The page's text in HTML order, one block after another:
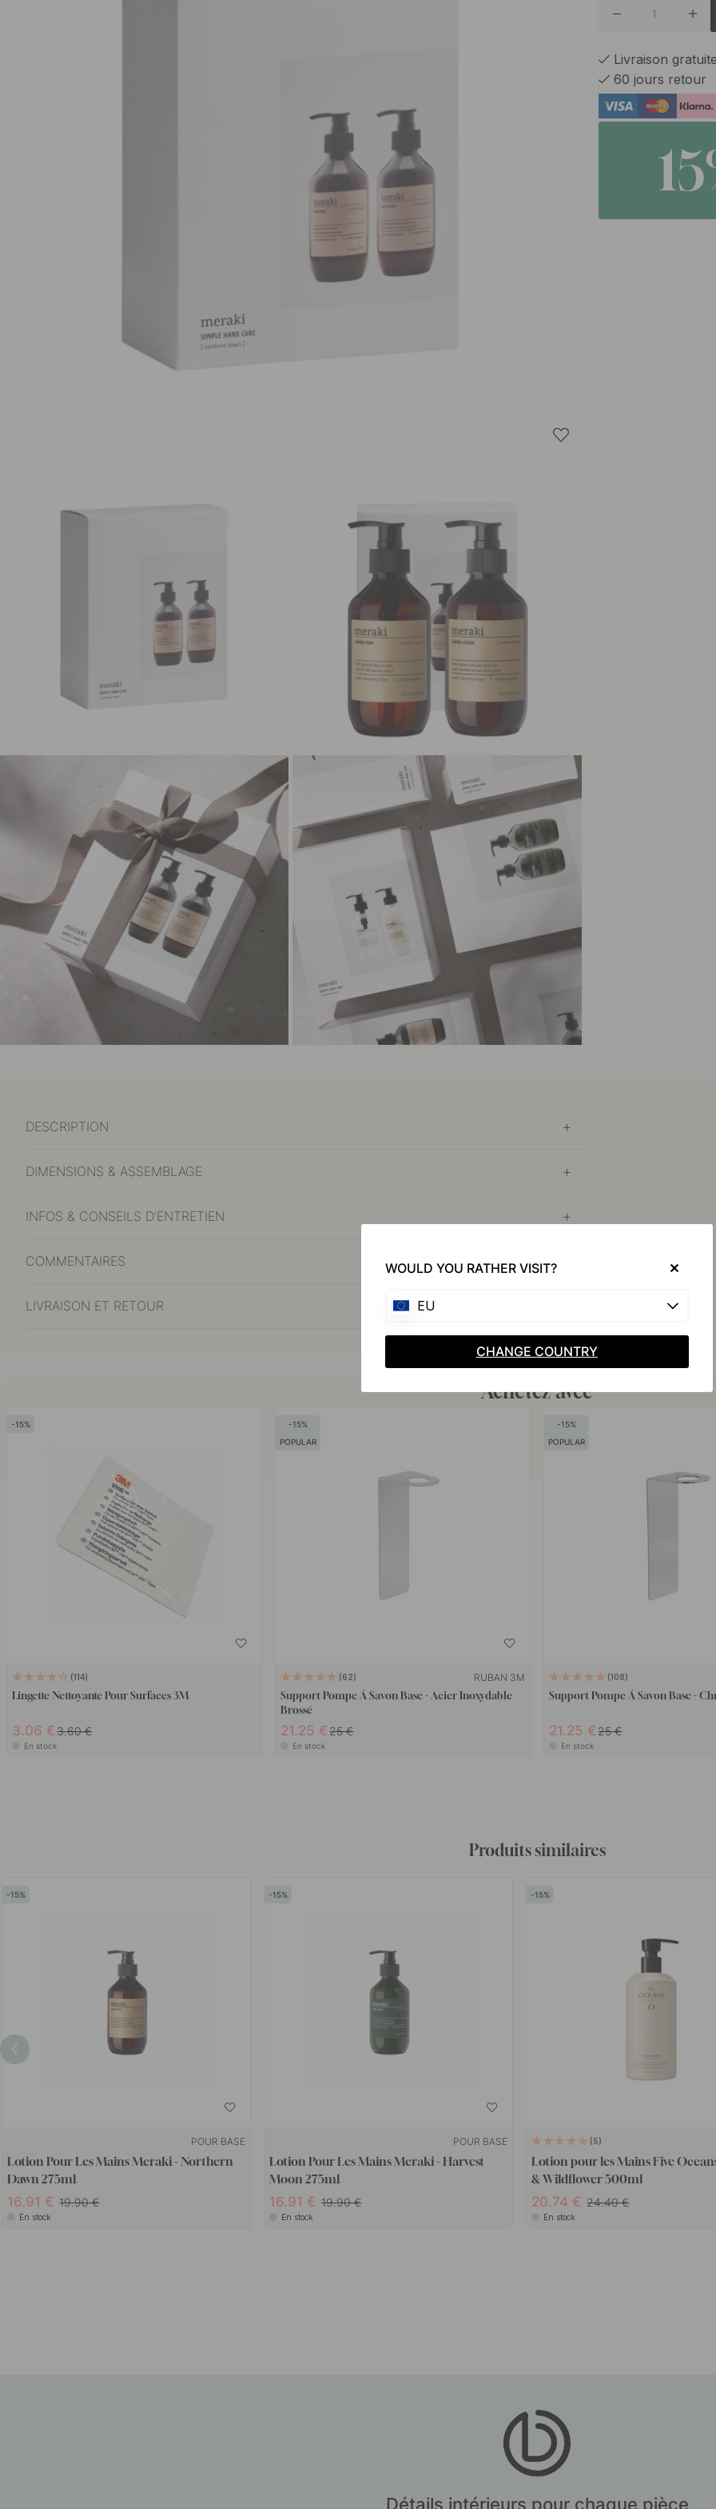
Livraison
60 jours retour
DESCRIPTION
DIMENSIONS & ASSEMBLAGE
INFOS & CONSEILS D'ENTRETIEN
COMMENTAIRES
LIVRAISON ET RETOUR
Achetez avec
15
114
Lingette Nettoyante Pour Surfaces 3M
3.06 € 3.60 €
En stock
15
POPULAR
62 RUBAN 3M
Support Pompe Á Savon Base - Acier Inoxydable
Brossé
21.25 € 25 €
En stock
15
POPULAR
108
Support Pompe Á Savon Base -
21.25 € 25 €
En stock
Produits similaires
15
POUR BASE
Lotion Pour Les Mains Meraki - Northern
Dawn 275ml
16.91 19.90
En stock
15
POUR BASE
Lotion Pour Les Mains Meraki - Harvest
Moon 275ml
16.91 19.90
En stock
15
5
Lotion pour les Mains Five
& Wildflower 500ml
20.74 24.40
En stock
Détails intérieurs pour chaque pièce
WOULD YOU RATHER VISIT?
EU
CHANGE COUNTRY